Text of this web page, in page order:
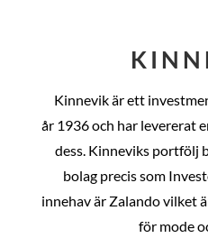
Kinnevik är ett
år 1936 och har levererat
dess. Kinneviks portfölj
bolag precis som
innehav är Zalando vilket
för mode